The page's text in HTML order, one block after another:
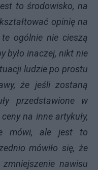
to środowisko, na
opinię na
ogólnie nie cieszą
było inaczej, nikt nie
ludzie po prostu
że jeśli zostaną
przedstawione w
na inne artykuły,
mówi, ale jest to
mówiło się, że
nawisu